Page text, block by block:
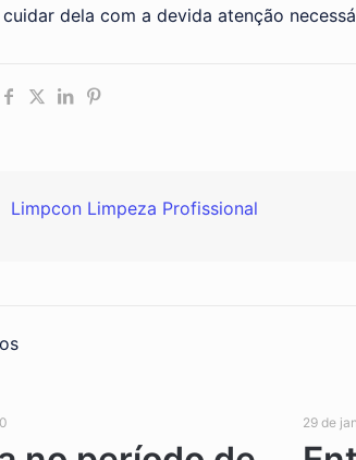
dela com a devida atenção
Limpcon Limpeza Profissional
29 de